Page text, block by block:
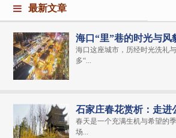
最新文章
海口“里”巷的时光与风
海口这座城市，历经时光洗礼
多“...
石家庄春花赏析：走进
春天是一个充满生机与希望的
场...